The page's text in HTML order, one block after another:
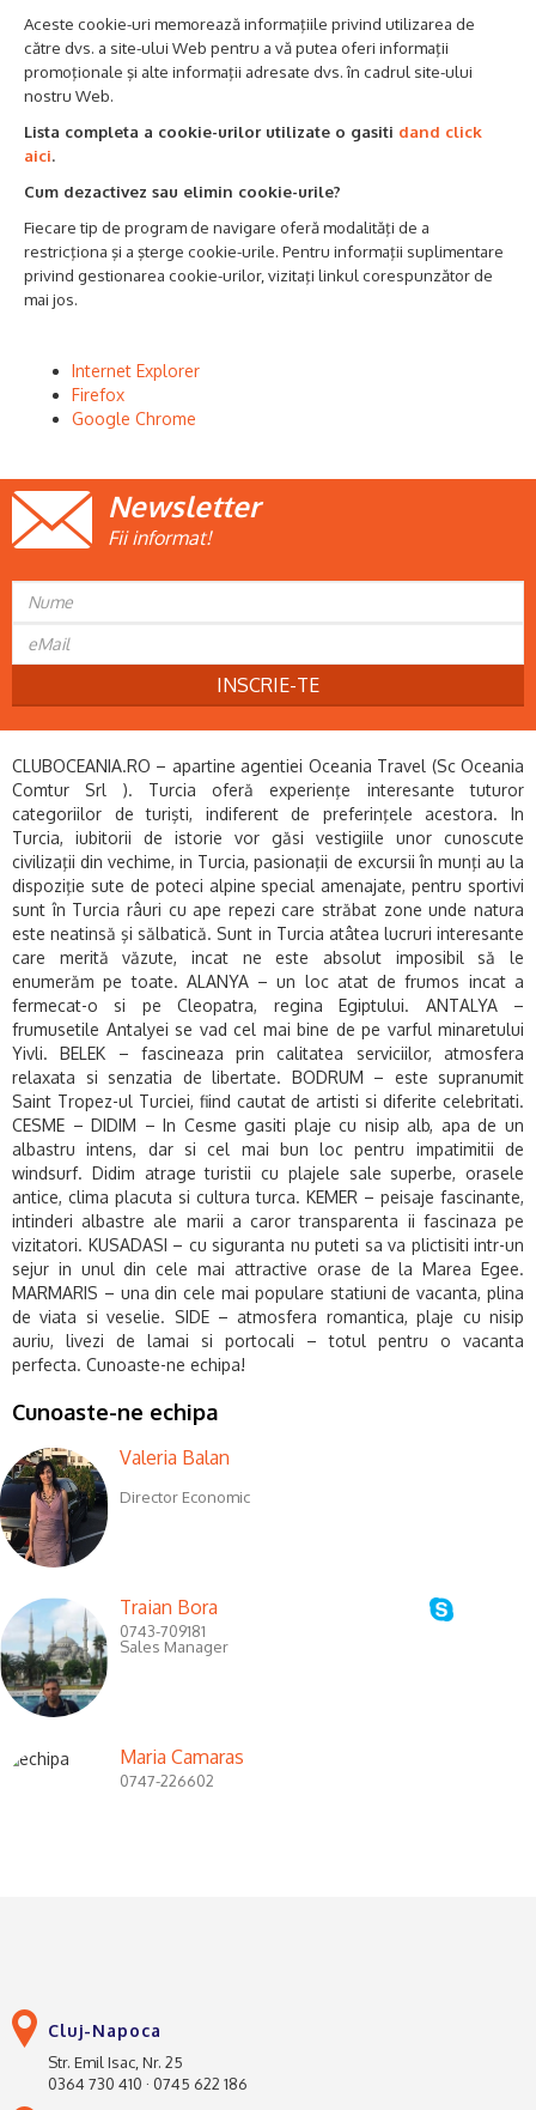
Aceste cookie-uri memorează informaţiile privind utilizarea de
către dvs. a site-ului Web pentru a vă putea oferi informaţii
promoţionale şi alte informaţii adresate dvs. în cadrul site-ului
nostru Web.
Lista completa a cookie-urilor utilizate o gasiti dand click
aici.
Cum dezactivez sau elimin cookie-urile?
Fiecare tip de program de navigare oferă modalităţi de a
restricţiona şi a şterge cookie-urile. Pentru informaţii suplimentare
privind gestionarea cookie-urilor, vizitaţi linkul corespunzător de
mai jos.
Internet Explorer
Firefox
Google Chrome
Newsletter
Fii informat!
INSCRIE-TE
CLUBOCEANIA.RO – apartine agentiei Oceania Travel (Sc Oceania
Comtur Srl ). Turcia oferă experienţe interesante tuturor
categoriilor de turişti, indiferent de preferinţele acestora. In
Turcia, iubitorii de istorie vor găsi vestigiile unor cunoscute
civilizaţii din vechime, in Turcia, pasionaţii de excursii în munţi au la
dispoziţie sute de poteci alpine special amenajate, pentru sportivi
sunt în Turcia râuri cu ape repezi care străbat zone unde natura
este neatinsă şi sălbatică. Sunt in Turcia atâtea lucruri interesante
care merită văzute, incat ne este absolut imposibil să le
enumerăm pe toate. ALANYA – un loc atat de frumos incat a
fermecat-o si pe Cleopatra, regina Egiptului. ANTALYA –
frumusetile Antalyei se vad cel mai bine de pe varful minaretului
Yivli. BELEK – fascineaza prin calitatea serviciilor, atmosfera
relaxata si senzatia de libertate. BODRUM – este supranumit
Saint Tropez-ul Turciei, fiind cautat de artisti si diferite celebritati.
CESME – DIDIM – In Cesme gasiti plaje cu nisip alb, apa de un
albastru intens, dar si cel mai bun loc pentru impatimitii de
windsurf. Didim atrage turistii cu plajele sale superbe, orasele
antice, clima placuta si cultura turca. KEMER – peisaje fascinante,
intinderi albastre ale marii a caror transparenta ii fascinaza pe
vizitatori. KUSADASI – cu siguranta nu puteti sa va plictisiti intr-un
sejur in unul din cele mai attractive orase de la Marea Egee.
MARMARIS – una din cele mai populare statiuni de vacanta, plina
de viata si veselie. SIDE – atmosfera romantica, plaje cu nisip
auriu, livezi de lamai si portocali – totul pentru o vacanta
perfecta. Cunoaste-ne echipa!
Cunoaste-ne echipa
Valeria Balan
Director Economic
Traian Bora
0743-709181
Sales Manager
Maria Camaras
0747-226602
Cluj-Napoca
Str. Emil Isac, Nr. 25
0364 730 410 · 0745 622 186